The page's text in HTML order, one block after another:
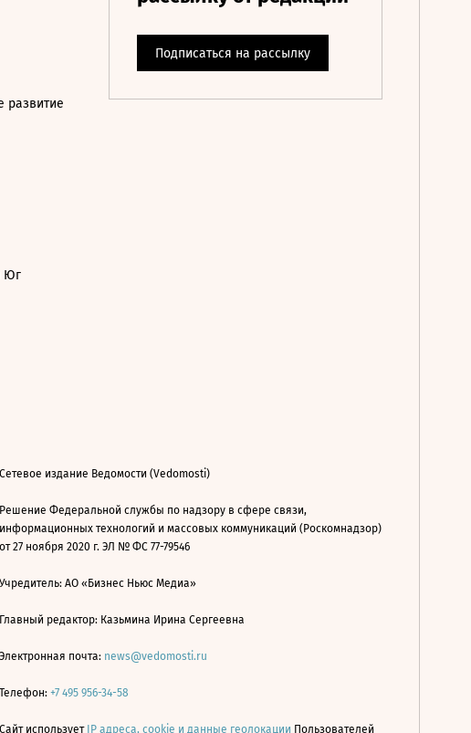
развитие
Юг
Сетевое издание Ведомости (Vedomosti)
Решение Федеральной службы по надзору в сфере связи,
информационных технологий и массовых коммуникаций (Роскомнадзор)
от 27 ноября 2020 г. ЭЛ № ФС 77-79546
Учредитель: АО «Бизнес Ньюс Медиа»
Главный редактор: Казьмина Ирина Сергеевна
Электронная почта: news@vedomosti.ru
Телефон: +7 495 956-34-58
Сайт использует IP адреса, cookie и данные геолокации Пользователей